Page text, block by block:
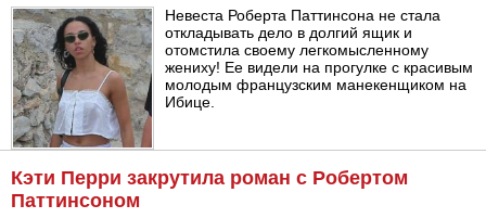
Невеста Роберта Паттинсона не стала
откладывать дело в долгий ящик и
отомстила своему легкомысленному
жениху! Ее видели на прогулке с красивым
молодым французским манекенщиком на
Ибице.
Кэти Перри закрутила роман с Робертом
Паттинсоном